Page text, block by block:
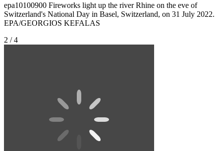
epa10100900 Fireworks light up the river Rhine on the eve of
Switzerland's National Day in Basel, Switzerland, on 31 July 2022.
EPA/GEORGIOS KEFALAS
2 / 4